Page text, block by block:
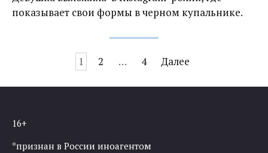
показывает свои формы в черном купальнике.
записям
1 2 … 4 Далее
16+
*признан в России иноагентом